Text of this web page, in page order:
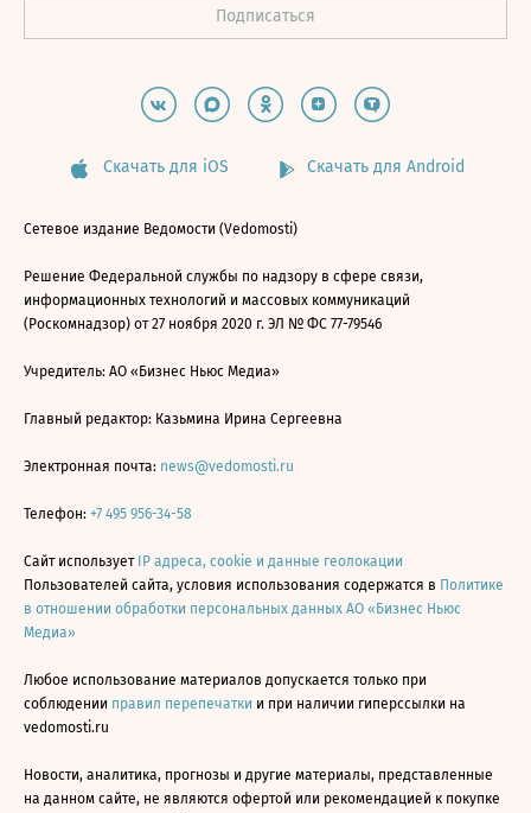
Скачать для iOS Скачать для Android
Сетевое издание Ведомости (Vedomosti)
Решение Федеральной службы по надзору в сфере связи,
информационных технологий и массовых коммуникаций
(Роскомнадзор) от 27 ноября 2020 г. ЭЛ № ФС 77-79546
Учредитель: АО «Бизнес Ньюс Медиа»
Главный редактор: Казьмина Ирина Сергеевна
Электронная почта: news@vedomosti.ru
Телефон: +7 495 956-34-58
Сайт использует IP адреса, cookie и данные геолокации
Пользователей сайта, условия использования содержатся в Политике
в отношении обработки персональных данных АО «Бизнес Ньюс
Медиа»
Любое использование материалов допускается только при
соблюдении правил перепечатки и при наличии гиперссылки на
vedomosti.ru
Новости, аналитика, прогнозы и другие материалы, представленные
на данном сайте, не являются офертой или рекомендацией к покупке